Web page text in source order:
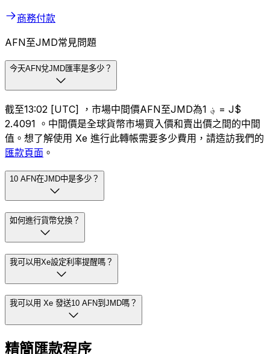
商務付款
AFN至JMD常見問題
今天AFN兌JMD匯率是多少？
截至13:02 [UTC] ，市場中間價AFN至JMD為؋ 1 = J$
2.4091 。中間價是全球貨幣市場買入價和賣出價之間的中間
值。想了解使用 Xe 進行此轉帳需要多少費用，請造訪我們的
匯款頁面 。
10 AFN在JMD中是多少？
如何進行貨幣兌換？
我可以用Xe設定利率提醒嗎？
我可以用 Xe 發送10 AFN到JMD嗎？
精簡匯款程序